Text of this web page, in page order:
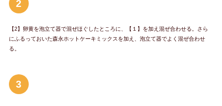
2
【2】卵黄を泡立て器で混ぜほぐしたところに、【１】を加え混ぜ合わせる。さら
にふるっておいた森永ホットケーキミックスを加え、泡立て器でよく混ぜ合わせ
る。
3